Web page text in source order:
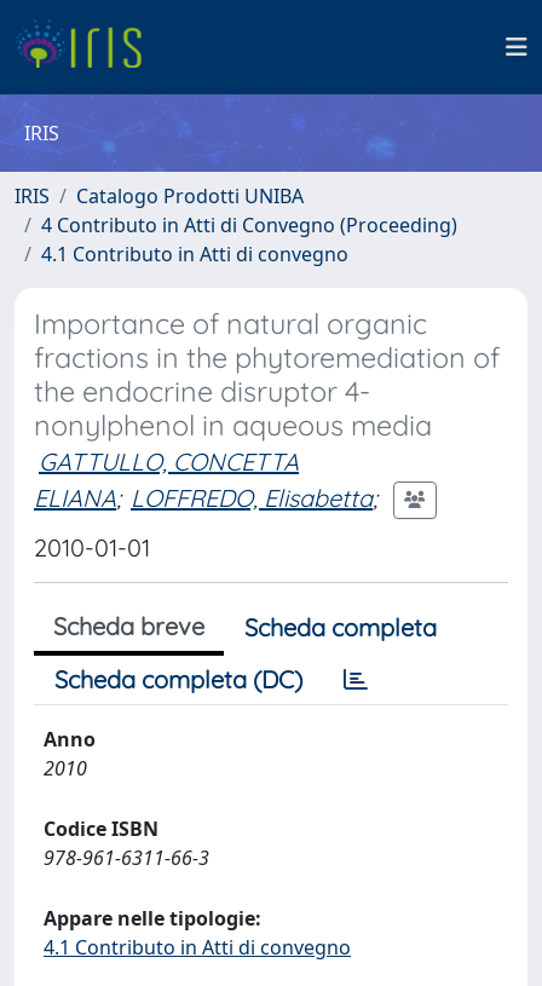
IRIS
IRIS
Catalogo Prodotti UNIBA
4 Contributo in Atti di Convegno (Proceeding)
4.1 Contributo in Atti di convegno
Importance of natural organic
fractions in the phytoremediation of
the endocrine disruptor 4-
nonylphenol in aqueous media
GATTULLO, CONCETTA
ELIANA; LOFFREDO, Elisabetta;
2010-01-01
Scheda breve
Scheda completa
Scheda completa (DC)
Anno
2010
Codice ISBN
978-961-6311-66-3
Appare nelle tipologie:
4.1 Contributo in Atti di convegno